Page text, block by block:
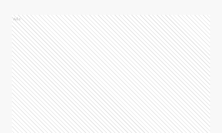
Ads